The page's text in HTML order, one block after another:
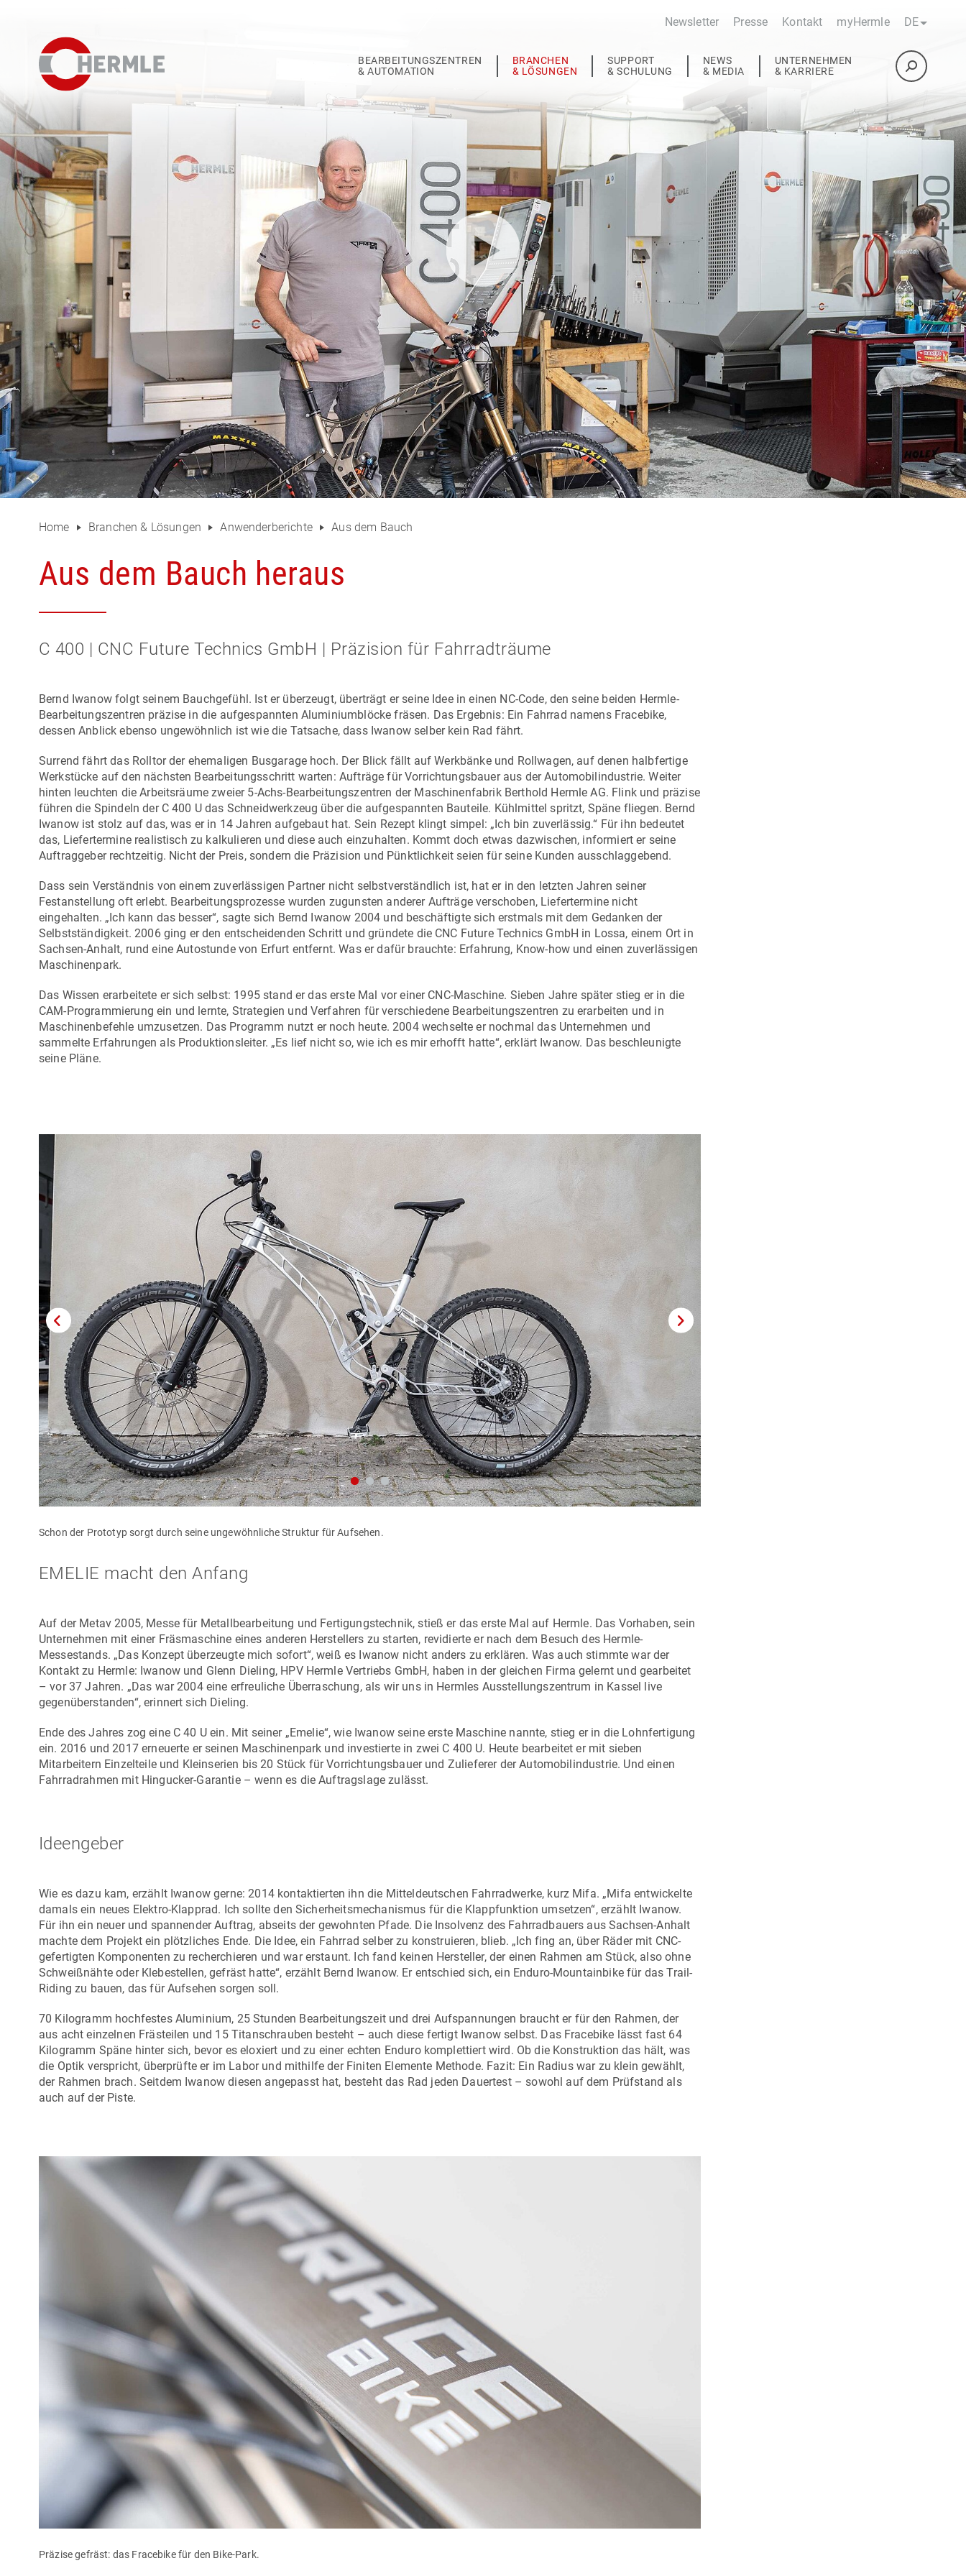
Newsletter Presse Kontakt myHermle DE
BEARBEITUNGSZENTREN
& AUTOMATION
BRANCHEN
& LÖSUNGEN
SUPPORT
& SCHULUNG
NEWS
& MEDIA
UNTERNEHMEN
& KARRIERE
Das HERMLE Magazin
Das Unternehmen
Vertrieb
Einkauf
Organigramm
Compliance
Investor Relations
Karriere
Home Branchen & Lösungen Anwenderberichte Aus dem Bauch
Aus dem Bauch heraus
C 400 | CNC Future Technics GmbH | Präzision für Fahrradträume
Bernd Iwanow folgt seinem Bauchgefühl. Ist er überzeugt, überträgt er seine Idee in einen NC-Code, den seine beiden Hermle-
Bearbeitungszentren präzise in die aufgespannten Aluminiumblöcke fräsen. Das Ergebnis: Ein Fahrrad namens Fracebike,
dessen Anblick ebenso ungewöhnlich ist wie die Tatsache, dass Iwanow selber kein Rad fährt.
Surrend fährt das Rolltor der ehemaligen Busgarage hoch. Der Blick fällt auf Werkbänke und Rollwagen, auf denen halbfertige
Werkstücke auf den nächsten Bearbeitungsschritt warten: Aufträge für Vorrichtungsbauer aus der Automobilindustrie. Weiter
hinten leuchten die Arbeitsräume zweier 5-Achs-Bearbeitungszentren der Maschinenfabrik Berthold Hermle AG. Flink und präzise
führen die Spindeln der C 400 Udas Schneidwerkzeug über die aufgespannten Bauteile. Kühlmittel spritzt, Späne fliegen. Bernd
Iwanow ist stolz auf das, was er in 14 Jahren aufgebaut hat. Sein Rezept klingt simpel: „Ich bin zuverlässig.“ Für ihn bedeutet
das, Liefertermine realistisch zu kalkulieren und diese auch einzuhalten. Kommt doch etwas dazwischen, informiert er seine
Auftraggeber rechtzeitig. Nicht der Preis, sondern die Präzision und Pünktlichkeit seien für seine Kunden ausschlaggebend.
Dass sein Verständnis von einem zuverlässigen Partner nicht selbstverständlich ist, hat er in den letzten Jahren seiner
Festanstellung oft erlebt. Bearbeitungsprozesse wurden zugunsten anderer Aufträge verschoben, Liefertermine nicht
eingehalten. „Ich kann das besser“, sagte sich Bernd Iwanow 2004 und beschäftigte sich erstmals mit dem Gedanken der
Selbstständigkeit. 2006 ging er den entscheidenden Schritt und gründete die CNC Future Technics GmbH in Lossa, einem Ort in
Sachsen-Anhalt, rund eine Autostunde von Erfurt entfernt. Was er dafür brauchte: Erfahrung, Know-how und einen zuverlässigen
Maschinenpark.
Das Wissen erarbeitete er sich selbst: 1995 stand er das erste Mal vor einer CNC-Maschine. Sieben Jahre später stieg er in die
CAM-Programmierung ein und lernte, Strategien und Verfahren für verschiedene Bearbeitungszentren zu erarbeiten und in
Maschinenbefehle umzusetzen. Das Programm nutzt er noch heute. 2004 wechselte er nochmal das Unternehmen und
sammelte Erfahrungen als Produktionsleiter. „Es lief nicht so, wie ich es mir erhofft hatte“, erklärt Iwanow. Das beschleunigte
seine Pläne.
Schon der Prototyp sorgt durch seine ungewöhnliche Struktur für Aufsehen.
EMELIE macht den Anfang
Auf der Metav 2005, Messe für Metallbearbeitung und Fertigungstechnik, stieß er das erste Mal auf Hermle. Das Vorhaben, sein
Unternehmen mit einer Fräsmaschine eines anderen Herstellers zu starten, revidierte er nach dem Besuch des Hermle-
Messestands. „Das Konzept überzeugte mich sofort“, weiß es Iwanow nicht anders zu erklären. Was auch stimmte war der
Kontakt zu Hermle: Iwanow und Glenn Dieling, HPV Hermle Vertriebs GmbH, haben in der gleichen Firma gelernt und gearbeitet
– vor 37 Jahren. „Das war 2004 eine erfreuliche Überraschung, als wir uns in Hermles Ausstellungszentrum in Kassel live
gegenüberstanden“, erinnert sich Dieling.
Ende des Jahres zog eine C 40 Uein. Mit seiner „Emelie“, wie Iwanow seine erste Maschine nannte, stieg er in die Lohnfertigung
ein. 2016 und 2017 erneuerte er seinen Maschinenpark und investierte in zwei C 400 U. Heute bearbeitet er mit sieben
Mitarbeitern Einzelteile und Kleinserien bis 20 Stück für Vorrichtungsbauer und Zulieferer der Automobilindustrie. Und einen
Fahrradrahmen mit Hingucker-Garantie – wenn es die Auftragslage zulässt.
Ideengeber
Wie es dazu kam, erzählt Iwanow gerne: 2014 kontaktierten ihn die Mitteldeutschen Fahrradwerke, kurz Mifa. „Mifa entwickelte
damals ein neues Elektro-Klapprad. Ich sollte den Sicherheitsmechanismus für die Klappfunktion umsetzen“, erzählt Iwanow.
Für ihn ein neuer und spannender Auftrag, abseits der gewohnten Pfade. Die Insolvenz des Fahrradbauers aus Sachsen-Anhalt
machte dem Projekt ein plötzliches Ende. Die Idee, ein Fahrrad selber zu konstruieren, blieb. „Ich fing an, über Räder mit CNC-
gefertigten Komponenten zu recherchieren und war erstaunt. Ich fand keinen Hersteller, der einen Rahmen am Stück, also ohne
Schweißnähte oder Klebestellen, gefräst hatte“, erzählt Bernd Iwanow. Er entschied sich, ein Enduro-Mountainbike für das Trail-
Riding zu bauen, das für Aufsehen sorgen soll.
70 Kilogramm hochfestes Aluminium, 25 Stunden Bearbeitungszeit und drei Aufspannungen braucht er für den Rahmen, der
aus acht einzelnen Frästeilen und 15 Titanschrauben besteht – auch diese fertigt Iwanow selbst. Das Fracebike lässt fast 64
Kilogramm Späne hinter sich, bevor es eloxiert und zu einer echten Enduro komplettiert wird. Ob die Konstruktion das hält, was
die Optik verspricht, überprüfte er im Labor und mithilfe der Finiten Elemente Methode. Fazit: Ein Radius war zu klein gewählt,
der Rahmen brach. Seitdem Iwanow diesen angepasst hat, besteht das Rad jeden Dauertest – sowohl auf dem Prüfstand als
auch auf der Piste.
Präzise gefräst: das Fracebike für den Bike-Park.